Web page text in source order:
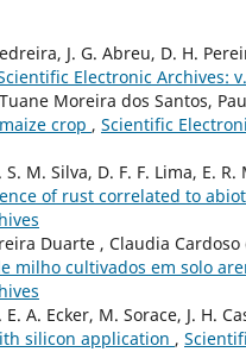
J. G. Abreu, D. H.
Electronic Archives:
Moreira dos Santos,
crop , Scientific
M. Silva, D. F. F. Lima, E.
of rust correlated to
Duarte , Claudia
milho cultivados em solo
A. Ecker, M. Sorace, J. H.
silicon application ,